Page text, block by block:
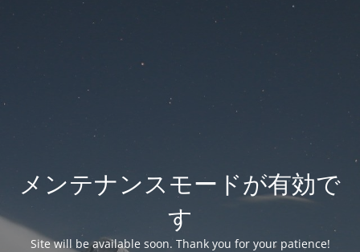
メンテナンスモードが有効で
す
Site will be available soon. Thank you for your patience!